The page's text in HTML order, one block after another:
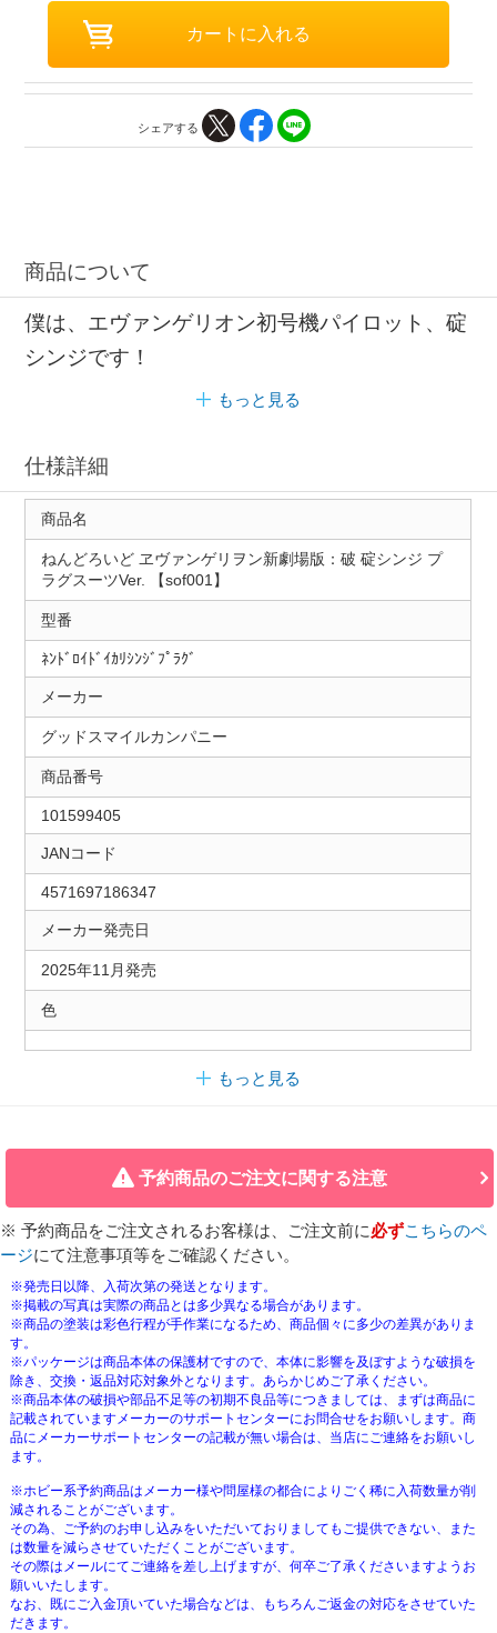
シェアする
商品について
僕は、エヴァンゲリオン初号機パイロット、碇
シンジです！
もっと見る
仕様詳細
商品名
ねんどろいど ヱヴァンゲリヲン新劇場版：破 碇シンジ プ
ラグスーツVer. 【sof001】
型番
ﾈﾝﾄﾞﾛｲﾄﾞｲｶﾘｼﾝｼﾞﾌﾟﾗｸﾞ
メーカー
グッドスマイルカンパニー
商品番号
101599405
JANコード
4571697186347
メーカー発売日
2025年11月発売
色
もっと見る
予約商品のご注文に関する注意
※ 予約商品をご注文されるお客様は、ご注文前に必ずこちらのペ
ージにて注意事項等をご確認ください。
※発売日以降、入荷次第の発送となります。
※掲載の写真は実際の商品とは多少異なる場合があります。
※商品の塗装は彩色行程が手作業になるため、商品個々に多少の差異がありま
す。
※パッケージは商品本体の保護材ですので、本体に影響を及ぼすような破損を
除き、交換・返品対応対象外となります。あらかじめご了承ください。
※商品本体の破損や部品不足等の初期不良品等につきましては、まずは商品に
記載されていますメーカーのサポートセンターにお問合せをお願いします。商
品にメーカーサポートセンターの記載が無い場合は、当店にご連絡をお願いし
ます。
※ホビー系予約商品はメーカー様や問屋様の都合によりごく稀に入荷数量が削
減されることがございます。
その為、ご予約のお申し込みをいただいておりましてもご提供できない、また
は数量を減らさせていただくことがございます。
その際はメールにてご連絡を差し上げますが、何卒ご了承くださいますようお
願いいたします。
なお、既にご入金頂いていた場合などは、もちろんご返金の対応をさせていた
だきます。